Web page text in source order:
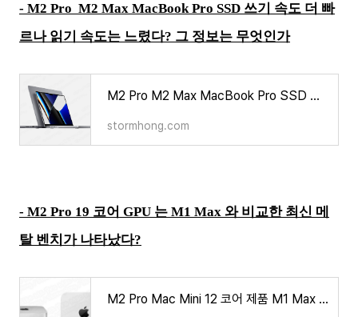
- M2 Pro M2 Max MacBook Pro SSD 쓰기 속도 더 빠
르나 읽기 속도는 느렸다? 그 정보는 무엇인가
M2 Pro M2 Max MacBook Pro SSD 쓰기 속도 더 빠르나 읽기 속도는 느렸다? 그 정보는 무엇인가
stormhong.com
- M2 Pro 19 코어 GPU 는 M1 Max 와 비교한 최신 메
탈 벤치가 나타났다?
M2 Pro Mac Mini 12 코어 제품 M1 Max 의 성능을 넘는다는 벤치마크가 나타났다? 그 정보는 무엇인가